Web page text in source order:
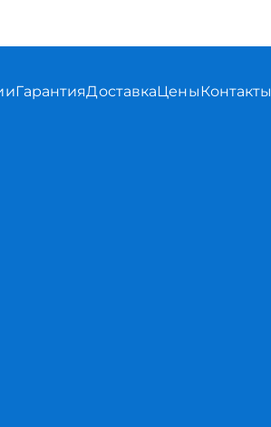
ГарантияДоставкаЦеныКонтакты